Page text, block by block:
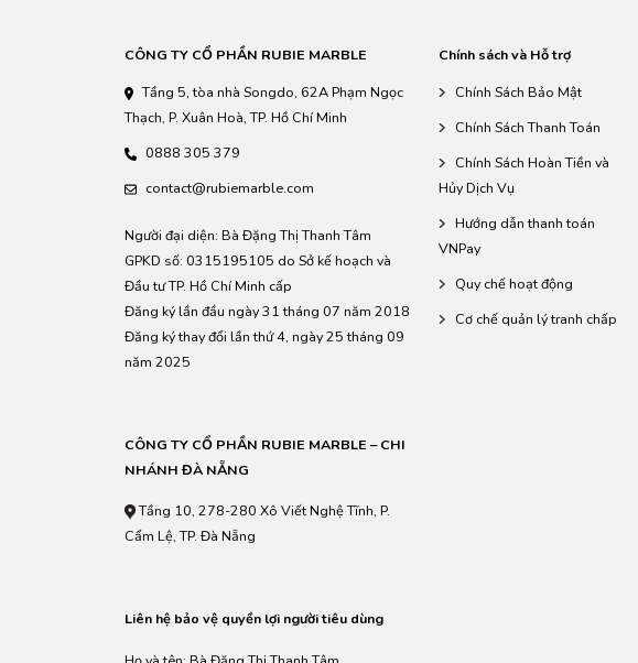
CÔNG TY CỔ PHẦN RUBIE MARBLE
Tầng 5, tòa nhà Songdo, 62A Phạm Ngọc
Thạch, P. Xuân Hoà, TP. Hồ Chí Minh
0888 305 379
contact@rubiemarble.com
Người đại diện: Bà Đặng Thị Thanh Tâm
GPKD số: 0315195105 do Sở kế hoạch và
Đầu tư TP. Hồ Chí Minh cấp
Đăng ký lần đầu ngày 31 tháng 07 năm 2018
Đăng ký thay đổi lần thứ 4, ngày 25 tháng 09
năm 2025
CÔNG TY CỔ PHẦN RUBIE MARBLE – CHI
NHÁNH ĐÀ NẴNG
Tầng 10, 278-280 Xô Viết Nghệ Tĩnh, P.
Cẩm Lệ, TP. Đà Nẵng
Liên hệ bảo vệ quyền lợi người tiêu dùng
Chính sách và Hỗ trợ
Chính Sách Bảo Mật
Chính Sách Thanh Toán
Chính Sách Hoàn Tiền và
Hủy Dịch Vụ
Hướng dẫn thanh toán
VNPay
Quy chế hoạt động
Cơ chế quản lý tranh chấp